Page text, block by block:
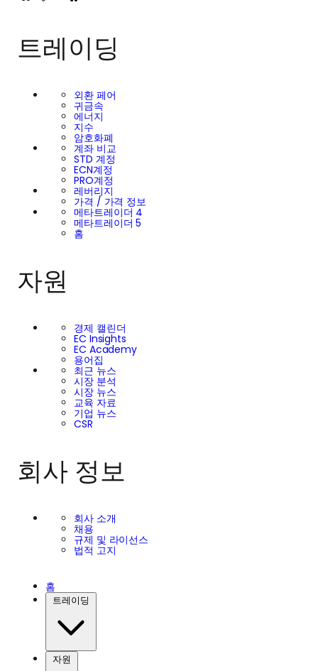
트레이딩
외환 페어
귀금속
에너지
지수
암호화폐
계좌 비교
STD 계정
ECN계정
PRO계정
레버리지
가격 / 가격 정보
메타트레이더 4
메타트레이더 5
홈
자원
경제 캘린더
EC Insights
EC Academy
용어집
최근 뉴스
시장 분석
시장 뉴스
교육 자료
기업 뉴스
CSR
회사 정보
회사 소개
채용
규제 및 라이선스
법적 고지
홈
트레이딩
자원